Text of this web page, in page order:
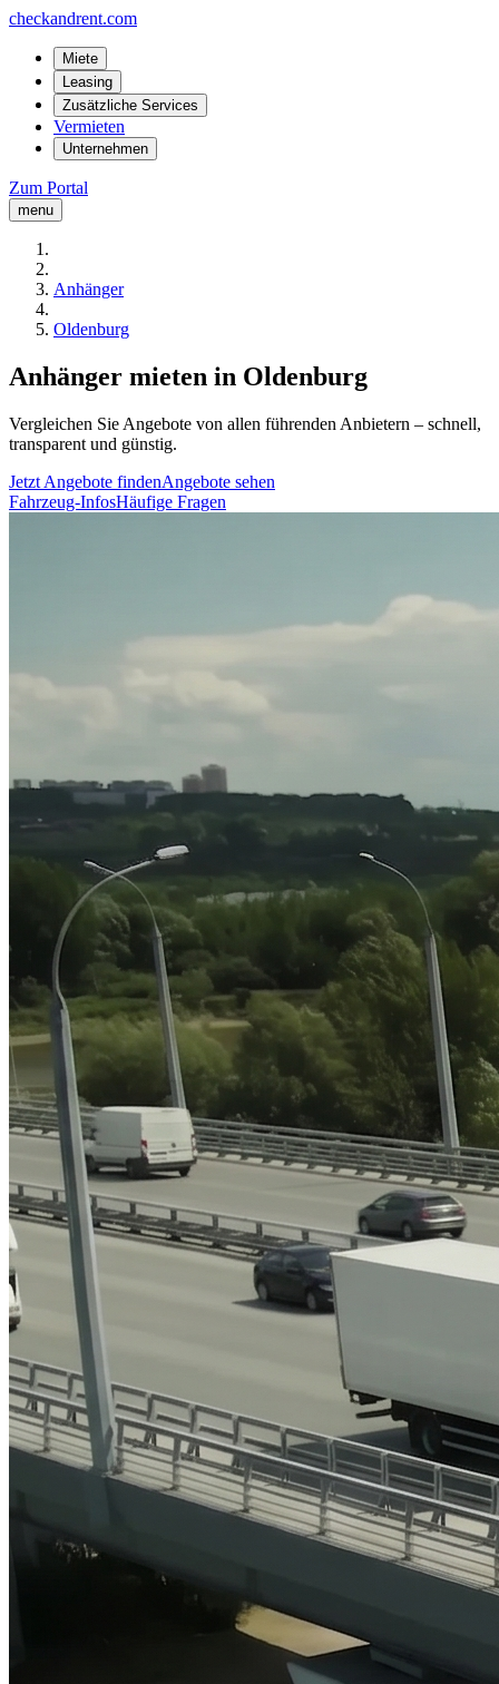
checkandrent.com
Miete
Leasing
Zusätzliche Services
Vermieten
Unternehmen
Zum Portal
menu
Anhänger
Oldenburg
Anhänger mieten in Oldenburg
Vergleichen Sie Angebote von allen führenden Anbietern – schnell,
transparent und günstig.
Jetzt Angebote findenAngebote sehen
Fahrzeug-InfosHäufige Fragen